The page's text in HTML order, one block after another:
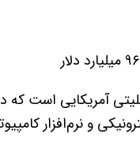
آمریکایی است که
و نرم‌افزار